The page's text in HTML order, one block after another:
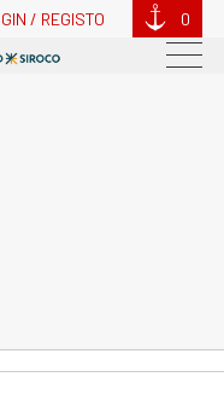
/ REGISTO 0